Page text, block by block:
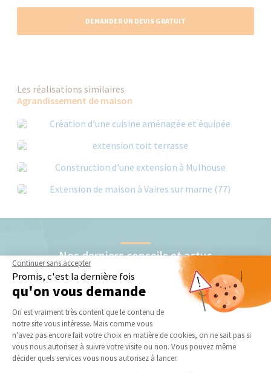
DEMANDER UN DEVIS GRATUIT
Les réalisations similaires
Agrandissement de maison
Nos derniers conseils et actus
Prix extension de maison 20m² : quel budget
Continuer sans accepter
Promis, c'est la dernière fois
qu'on vous demande
Plateforme de Gestion du
On est vraiment très content que le contenu de
notre site vous intéresse. Mais comme vous
n'avez pas encore fait votre choix en matière de cookies, on ne sait pas si
vous nous autorisez à suivre votre visite ou non. Vous pouvez même
décider quels services vous nous autorisez à lancer.
Axeptio consent